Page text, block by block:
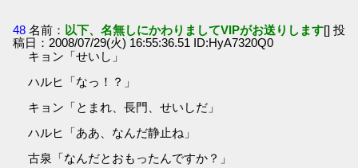
48 名前： 以下、名無しにかわりましてVIPがお送りします[] 投
稿日：2008/07/29(火) 16:55:36.51 ID:HyA7320Q0
キョン「せいし」
ハルヒ「なっ！？」
キョン「とまれ、長門、せいしだ」
ハルヒ「ああ、なんだ静止ね」
古泉「なんだとおもったんですか？」